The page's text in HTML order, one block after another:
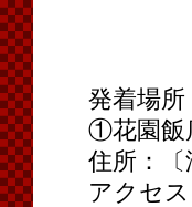
発着場所
①花園飯
住所：
アクセ